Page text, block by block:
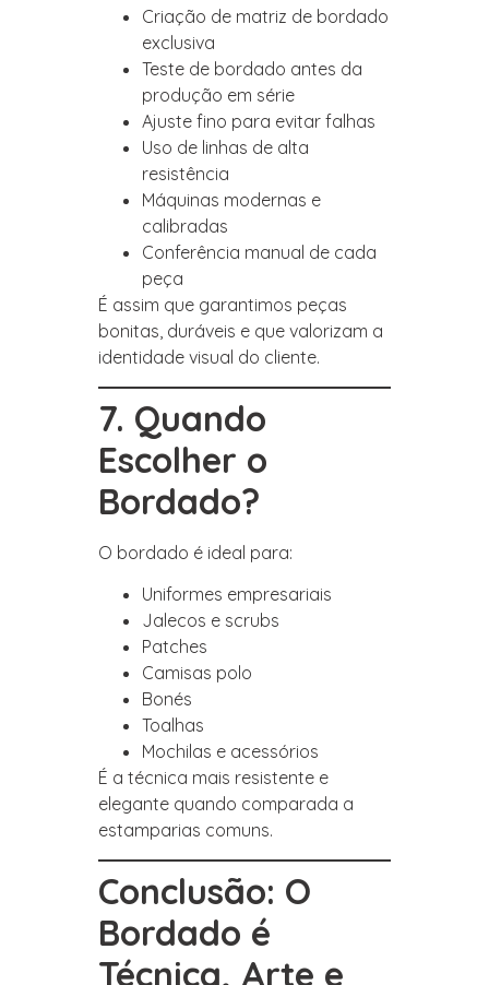
Criação de matriz de bordado
exclusiva
Teste de bordado antes da
produção em série
Ajuste fino para evitar falhas
Uso de linhas de alta
resistência
Máquinas modernas e
calibradas
Conferência manual de cada
peça
É assim que garantimos peças
bonitas, duráveis e que valorizam a
identidade visual do cliente.
7. Quando
Escolher o
Bordado?
O bordado é ideal para:
Uniformes empresariais
Jalecos e scrubs
Patches
Camisas polo
Bonés
Toalhas
Mochilas e acessórios
É a técnica mais resistente e
elegante quando comparada a
estamparias comuns.
Conclusão: O
Bordado é
Técnica, Arte e